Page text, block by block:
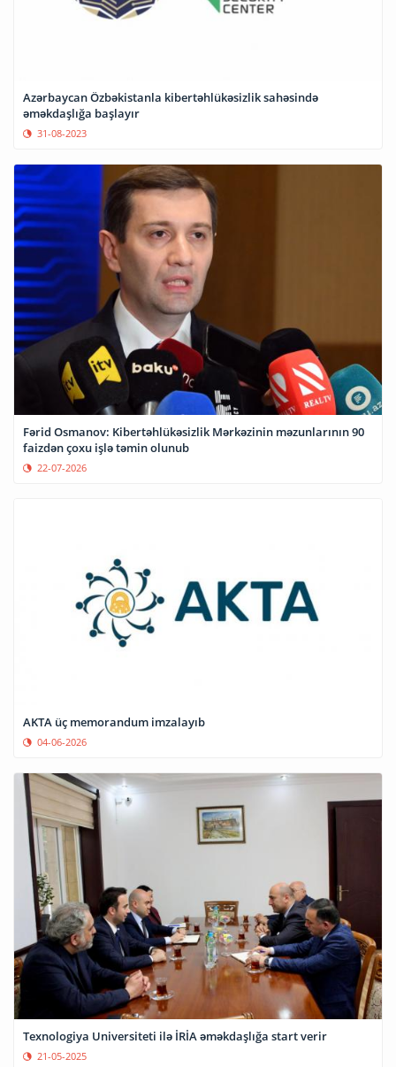
Azərbaycan Özbəkistanla kibertəhlükəsizlik sahəsində
əməkdaşlığa başlayır
31-08-2023
Fərid Osmanov: Kibertəhlükəsizlik Mərkəzinin məzunlarının 90
faizdən çoxu işlə təmin olunub
22-07-2026
AKTA üç memorandum imzalayıb
04-06-2026
Texnologiya Universiteti ilə İRİA əməkdaşlığa start verir
21-05-2025